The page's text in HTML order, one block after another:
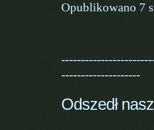
Opublikowano 7
--------------------
Odszedł